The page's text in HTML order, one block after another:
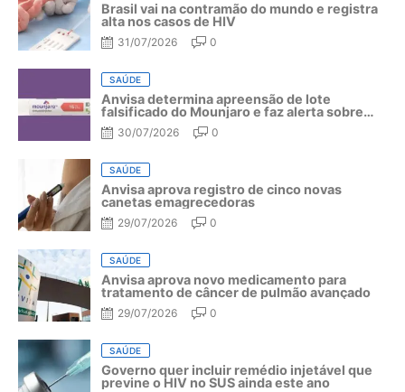
Brasil vai na contramão do mundo e registra
alta nos casos de HIV
31/07/2026 0
SAÚDE
Anvisa determina apreensão de lote
falsificado do Mounjaro e faz alerta sobre
riscos do medicamento
30/07/2026 0
SAÚDE
Anvisa aprova registro de cinco novas
canetas emagrecedoras
29/07/2026 0
SAÚDE
Anvisa aprova novo medicamento para
tratamento de câncer de pulmão avançado
29/07/2026 0
SAÚDE
Governo quer incluir remédio injetável que
previne o HIV no SUS ainda este ano